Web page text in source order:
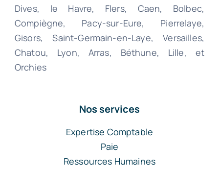
Dives, le Havre, Flers, Caen, Bolbec,
Compiègne, Pacy-sur-Eure, Pierrelaye,
Gisors, Saint-Germain-en-Laye, Versailles,
Chatou, Lyon, Arras, Béthune, Lille, et
Orchies
Nos services
Expertise Comptable
Paie
Ressources Humaines